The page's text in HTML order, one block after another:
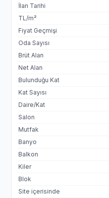
İlan Tarihi
TL/m²
Fiyat Geçmişi
Oda Sayısı
Brüt Alan
Net Alan
Bulunduğu Kat
Kat Sayısı
Daire/Kat
Salon
Mutfak
Banyo
Balkon
Kiler
Blok
Site içerisinde